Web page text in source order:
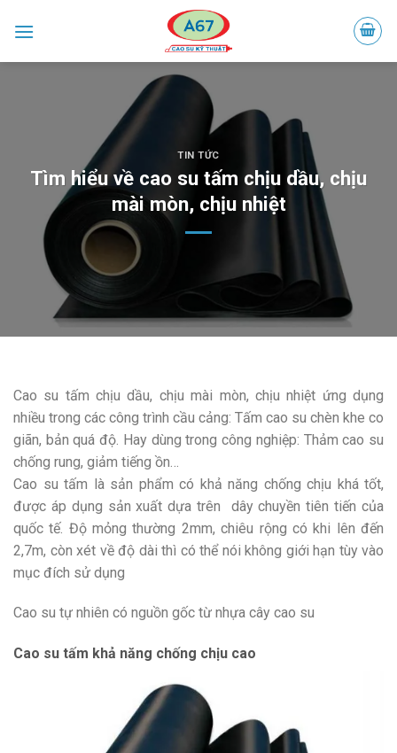
TIN TỨC
Tìm hiểu về cao su tấm chịu dầu, chịu
mài mòn, chịu nhiệt
Cao su tấm chịu dầu, chịu mài mòn, chịu nhiệt ứng dụng
nhiều trong các công trình cầu cảng: Tấm cao su chèn khe co
giãn, bản quá độ. Hay dùng trong công nghiệp: Thảm cao su
chống rung, giảm tiếng ồn…
Cao su tấm là sản phẩm có khả năng chống chịu khá tốt,
được áp dụng sản xuất dựa trên dây chuyền tiên tiến của
quốc tế. Độ mỏng thường 2mm, chiêu rộng có khi lên đến
2,7m, còn xét về độ dài thì có thể nói không giới hạn tùy vào
mục đích sử dụng
Cao su tự nhiên có nguồn gốc từ nhựa cây cao su
Cao su tấm khả năng chống chịu cao